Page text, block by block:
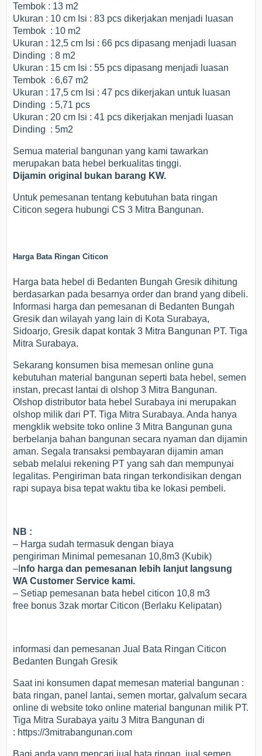
Tembok : 13 m2
Ukuran : 10 cm Isi : 83 pcs dikerjakan menjadi luasan
Tembok : 10 m2
Ukuran : 12,5 cm Isi : 66 pcs dipasang menjadi luasan
Dinding : 8 m2
Ukuran : 15 cm Isi : 55 pcs dipasang menjadi luasan
Tembok : 6,67 m2
Ukuran : 17,5 cm Isi : 47 pcs dikerjakan untuk luasan
Dinding : 5,71 pcs
Ukuran : 20 cm Isi : 41 pcs dikerjakan menjadi luasan
Dinding : 5m2
Semua material bangunan yang kami tawarkan
merupakan bata hebel berkualitas tinggi.
Dijamin original bukan barang KW.
Untuk pemesanan tentang kebutuhan bata ringan
Citicon segera hubungi CS 3 Mitra Bangunan.
Harga Bata Ringan Citicon
Harga bata hebel di Bedanten Bungah Gresik dihitung
berdasarkan pada besarnya order dan brand yang dibeli.
Informasi harga dan pemesanan di Bedanten Bungah
Gresik dan wilayah yang lain di Kota Surabaya,
Sidoarjo, Gresik dapat kontak 3 Mitra Bangunan PT. Tiga
Mitra Surabaya.
Sekarang konsumen bisa memesan online guna
kebutuhan material bangunan seperti bata hebel, semen
instan, precast lantai di olshop 3 Mitra Bangunan.
Olshop distributor bata hebel Surabaya ini merupakan
olshop milik dari PT. Tiga Mitra Surabaya. Anda hanya
mengklik website toko online 3 Mitra Bangunan guna
berbelanja bahan bangunan secara nyaman dan dijamin
aman. Segala transaksi pembayaran dijamin aman
sebab melalui rekening PT yang sah dan mempunyai
legalitas. Pengiriman bata ringan terkondisikan dengan
rapi supaya bisa tepat waktu tiba ke lokasi pembeli.
NB :
– Harga sudah termasuk dengan biaya
pengiriman Minimal pemesanan 10,8m3 (Kubik)
–I nfo harga dan pemesanan lebih lanjut langsung
WA Customer Service kami.
– Setiap pemesanan bata hebel citicon 10,8 m3
free bonus 3zak mortar Citicon (Berlaku Kelipatan)
informasi dan pemesanan Jual Bata Ringan Citicon
Bedanten Bungah Gresik
Saat ini konsumen dapat memesan material bangunan :
bata ringan, panel lantai, semen mortar, galvalum secara
online di website toko online material bangunan milik PT.
Tiga Mitra Surabaya yaitu 3 Mitra Bangunan di
: https://3mitrabangunan.com